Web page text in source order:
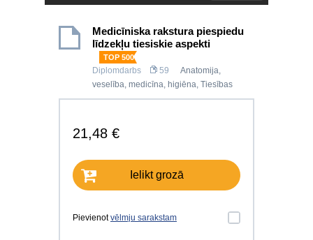
Medicīniska rakstura piespiedu
līdzekļu tiesiskie aspekti
TOP 500
Diplomdarbs 59
Anatomija,
veselība, medicīna, higiēna, Tiesības
21,48 €
Ielikt grozā
Pievienotvēlmju sarakstam